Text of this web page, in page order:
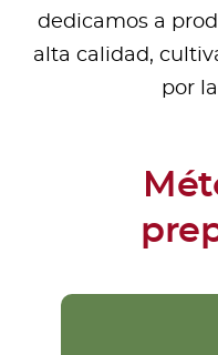
dedicamos a
alta calidad,
por